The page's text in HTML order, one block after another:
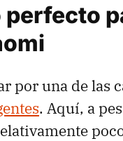
perfecto
por una de las
. Aquí, a